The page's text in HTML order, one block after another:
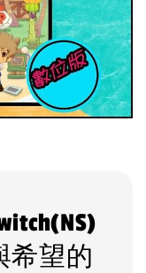
希望的